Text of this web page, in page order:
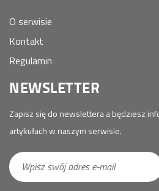
O serwisie
Kontakt
Regulamin
NEWSLETTER
Zapisz się do newslettera a będziesz
artykułach w naszym serwisie.